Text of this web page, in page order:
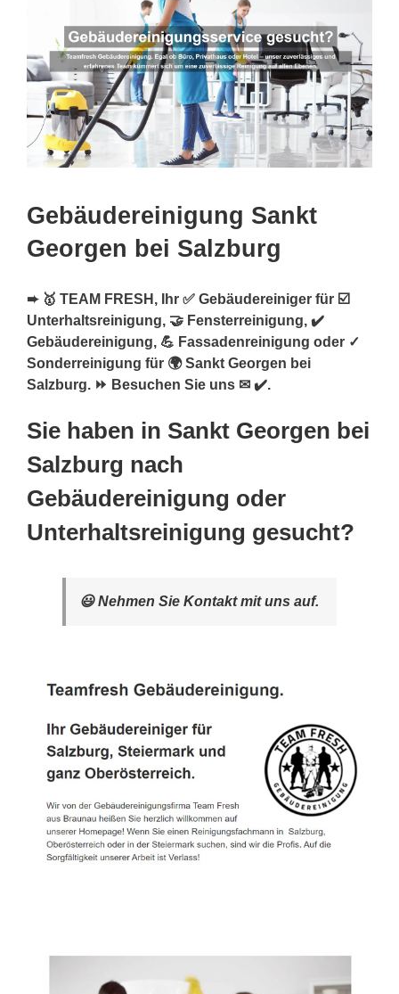
Gebäudereinigung Sankt
Georgen bei Salzburg
➨ 🥇 TEAM FRESH, Ihr ✅ Gebäudereiniger für ☑️
Unterhaltsreinigung, 🤝 Fensterreinigung, ✔️
Gebäudereinigung, 💪 Fassadenreinigung oder ✓
Sonderreinigung für 🌍 Sankt Georgen bei
Salzburg. ⏩ Besuchen Sie uns ✉ ✔️.
Sie haben in Sankt Georgen bei
Salzburg nach
Gebäudereinigung oder
Unterhaltsreinigung gesucht?
😃 Nehmen Sie Kontakt mit uns auf.